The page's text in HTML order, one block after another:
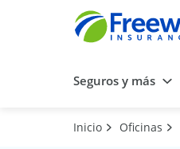
Seguros y más
Inicio Oficinas